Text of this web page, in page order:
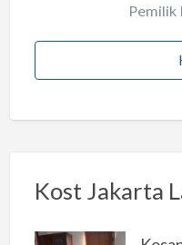
Pemilik
Kost Jakarta